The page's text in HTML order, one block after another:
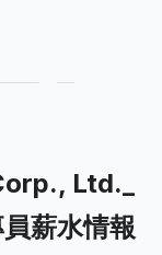
Ltd._
薪水情報